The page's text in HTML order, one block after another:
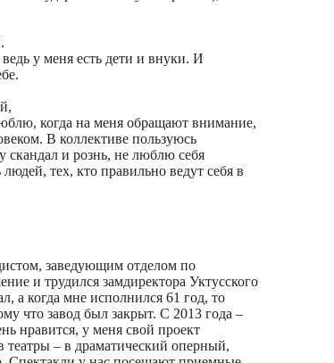
у меня есть дети и внуки. И
когда на меня обращают внимание,
В коллективе пользуюсь
скандал и рознь, не люблю себя
тех, кто правильно ведут себя в
заведующим отделом по
и трудился замдиректора Уктусского
а когда мне исполнился 61 год, то
что завод был закрыт. С 2013 года –
нравится, у меня свой проект
театры – в драматический оперный,